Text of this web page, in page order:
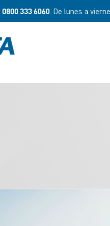
0800 333 6060 . De lunes a